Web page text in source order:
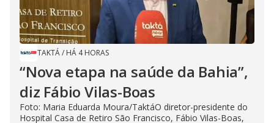
TAKTÁ/ HÁ 4 HORAS
“Nova etapa na saúde da Bahia”,
diz Fábio Vilas-Boas
Foto: Maria Eduarda Moura/TaktáO diretor-presidente do
Hospital Casa de Retiro São Francisco, Fábio Vilas-Boas,